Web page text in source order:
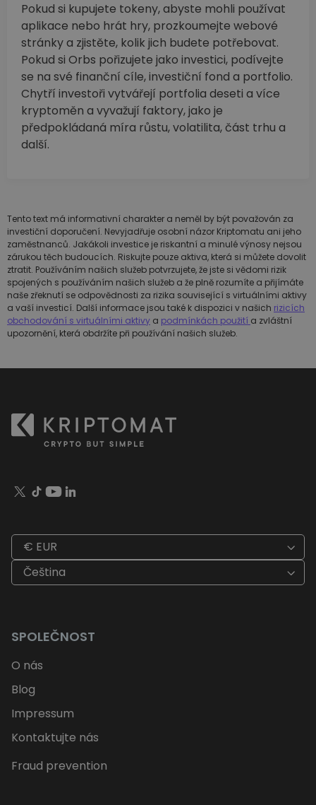
Pokud si kupujete tokeny, abyste mohli používat
aplikace nebo hrát hry, prozkoumejte webové
stránky a zjistěte, kolik jich budete potřebovat.
Pokud si Orbs pořizujete jako investici, podívejte
se na své finanční cíle, investiční fond a portfolio.
Chytří investoři vytvářejí portfolia deseti a více
kryptoměn a vyvažují faktory, jako je
předpokládaná míra růstu, volatilita, část trhu a
další.
Tento text má informativní charakter a neměl by být považován za
investiční doporučení. Nevyjadřuje osobní názor Kriptomatu ani jeho
zaměstnanců. Jakákoli investice je riskantní a minulé výnosy nejsou
zárukou těch budoucích. Riskujte pouze aktiva, která si můžete dovolit
ztratit. Používáním našich služeb potvrzujete, že jste si vědomi rizik
spojených s používáním našich služeb a že plně rozumíte a přijímáte
naše zřeknutí se odpovědnosti za rizika související s virtuálními aktivy
a vaší investicí. Další informace jsou také k dispozici v našich rizicích
obchodování s virtuálními aktivy a podmínkách použití a zvláštní
upozornění, která obdržíte při používání našich služeb.
€ EUR
Čeština
SPOLEČNOST
O nás
Blog
Impressum
Kontaktujte nás
Fraud prevention